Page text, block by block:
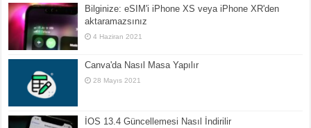
Bilginize: eSIM'i iPhone XS veya iPhone XR'den
aktaramazsınız
4 Haziran 2021
Canva'da Nasıl Masa Yapılır
28 Mayıs 2021
İOS 13.4 Güncellemesi Nasıl İndirilir